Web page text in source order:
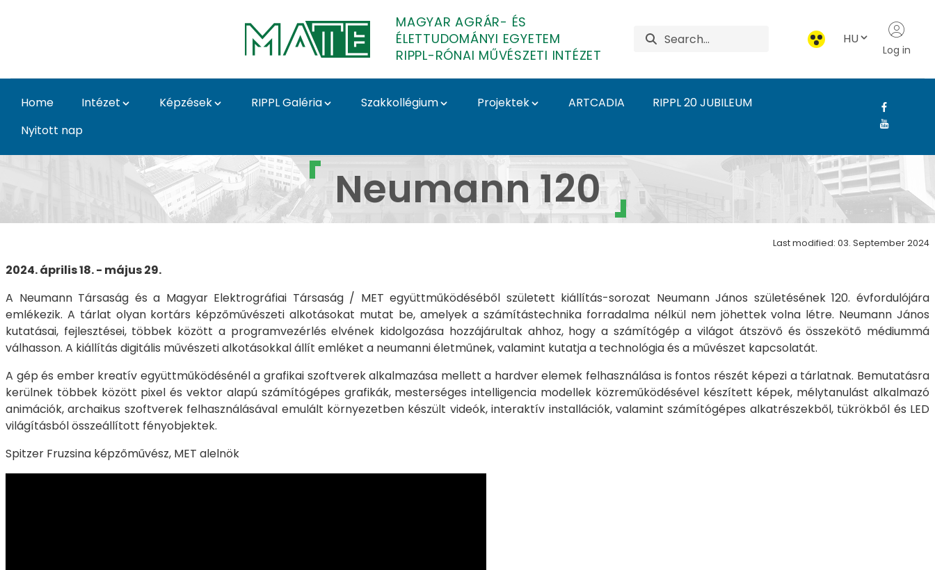
MAGYAR AGRÁR- ÉS
ÉLETTUDOMÁNYI EGYETEM
RIPPL-RÓNAI MŰVÉSZETI INTÉZET
HU
Log in
Home Intézet Képzések RIPPL Galéria Szakkollégium Projektek ARTCADIA
RIPPL 20 JUBILEUM
Nyitott nap
Neumann 120 - Neumann 120 - Rippl-Rónai Művészeti Intézet
Neumann 120
Last modified: 03. September 2024
2024. április 18. - május 29.
A Neumann Társaság és a Magyar Elektrográfiai Társaság / MET együttműködéséből született kiállítás-sorozat Neumann János születésének 120. évfordulójára
emlékezik. A tárlat olyan kortárs képzőművészeti alkotásokat mutat be, amelyek a számítástechnika forradalma nélkül nem jöhettek volna létre. Neumann János
kutatásai, fejlesztései, többek között a programvezérlés elvének kidolgozása hozzájárultak ahhoz, hogy a számítógép a világot átszövő és összekötő médiummá
válhasson. A kiállítás digitális művészeti alkotásokkal állít emléket a neumanni életműnek, valamint kutatja a technológia és a művészet kapcsolatát.
A gép és ember kreatív együttműködésénél a grafikai szoftverek alkalmazása mellett a hardver elemek felhasználása is fontos részét képezi a tárlatnak. Bemutatásra
kerülnek többek között pixel és vektor alapú számítógépes grafikák, mesterséges intelligencia modellek közreműködésével készített képek, mélytanulást alkalmazó
animációk, archaikus szoftverek felhasználásával emulált környezetben készült videók, interaktív installációk, valamint számítógépes alkatrészekből, tükrökből és LED
világításból összeállított fényobjektek.
Spitzer Fruzsina képzőművész, MET alelnök